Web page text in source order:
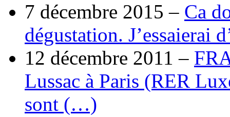
7 décembre 2015 – Ca
dégustation. J’essaierai
12 décembre 2011 –
Lussac à Paris (RER
sont (…)